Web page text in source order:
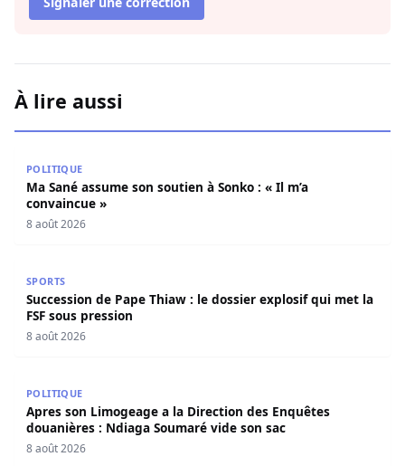
À lire aussi
POLITIQUE
Ma Sané assume son soutien à Sonko : « Il m’a
convaincue »
8 août 2026
SPORTS
Succession de Pape Thiaw : le dossier explosif qui met la
FSF sous pression
8 août 2026
POLITIQUE
Apres son Limogeage a la Direction des Enquêtes
douanières : Ndiaga Soumaré vide son sac
8 août 2026